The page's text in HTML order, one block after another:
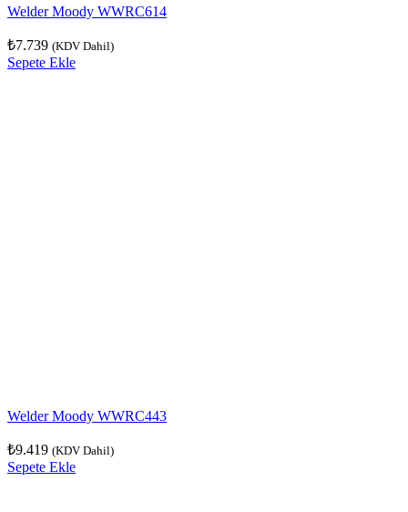
Welder Moody WWRC614
₺7.739 (KDV Dahil)
Sepete Ekle
Welder Moody WWRC443
₺9.419 (KDV Dahil)
Sepete Ekle